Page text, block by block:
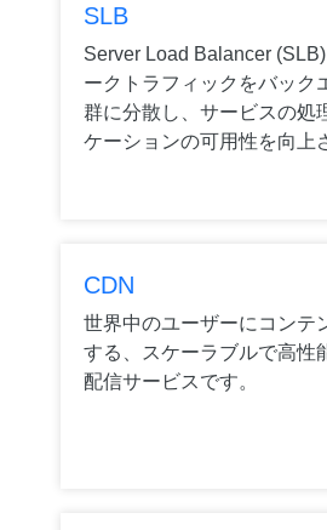
SLB
Server Load Balancer
ークトラフィックをバック
群に分散し、サービスの処
ケーションの可用性を向上
CDN
世界中のユーザーにコンテ
する、スケーラブルで高性
配信サービスです。